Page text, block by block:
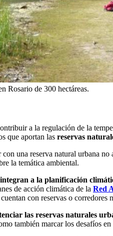
Rosario de 300 hectáreas.
a la regulación de la
que aportan las reservas
una reserva natural urbana
la temática ambiental.
a la planificación
de acción climática de la Red
con reservas o corredores
las reservas naturales
también marcar los desafíos